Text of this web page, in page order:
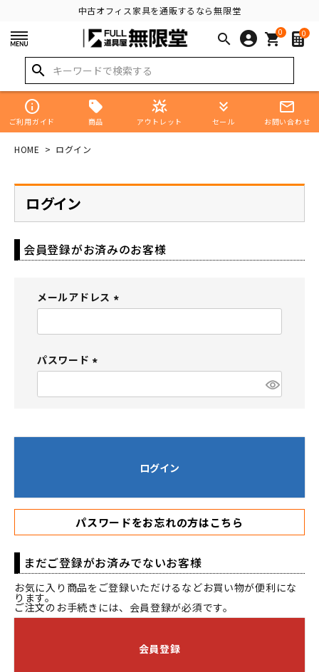
中古オフィス家具を通販するなら無限堂
search 0
shopping_cart 0
search
info
ご利用ガイド 商品
star_shine
アウトレット
keyboard_double_arrow_down
セール
mail_outline
お問い合わせ
HOME ログイン
ログイン
会員登録がお済みのお客様
メールアドレス
必
パスワード
必
ログイン
パスワードをお忘れの方はこちら
まだご登録がお済みでないお客様
お気に入り商品をご登録いただけるなどお買い物が便利にな
ります。
ご注文のお手続きには、会員登録が必須です。
会員登録